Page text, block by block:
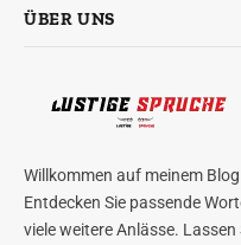
ÜBER UNS
Willkommen auf meinem
Entdecken Sie passende
viele weitere Anlässe.